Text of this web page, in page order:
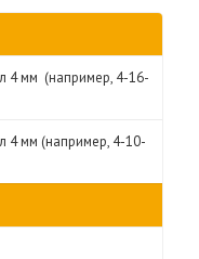
4 мм (например, 4-16-
4 мм (например, 4-10-